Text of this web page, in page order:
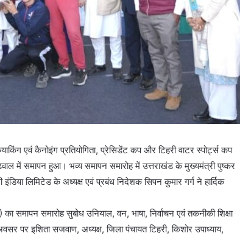
एवं कैनोइंग प्रतियोगिता, प्रेसिडेंट कप और टिहरी वाटर स्पोर्ट्स कप
में समापन हुआ। भव्य समापन समारोह में उत्तराखंड के मुख्यमंत्री पुष्कर
लिमिटेड के अध्यक्ष एवं प्रबंध निदेशक सिपन कुमार गर्ग ने हार्दिक
समारोह सुबोध उनियाल, वन, भाषा, निर्वाचन एवं तकनीकी शिक्षा
पर इशिता सजवाण, अध्यक्ष, जिला पंचायत टिहरी, किशोर उपाध्याय,